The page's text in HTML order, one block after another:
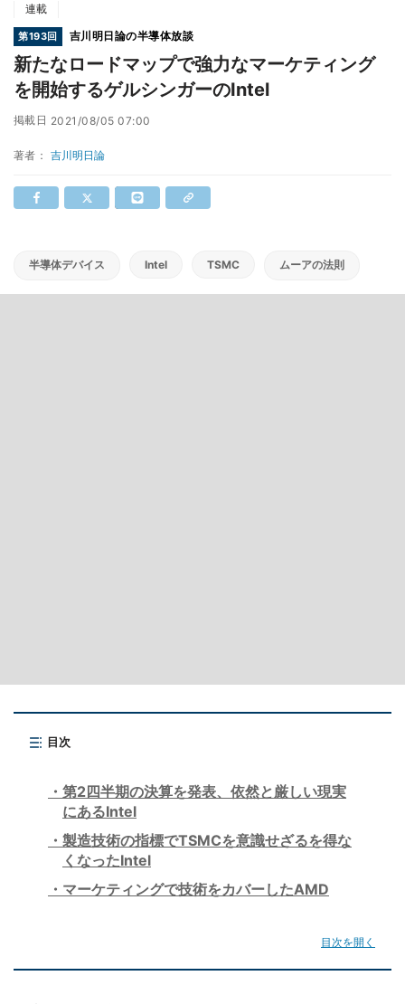
連載
第193回 吉川明日論の半導体放談
新たなロードマップで強力なマーケティング
を開始するゲルシンガーのIntel
掲載日 2021/08/05 07:00
著者： 吉川明日論
半導体デバイス Intel TSMC ムーアの法則
目次
第2四半期の決算を発表、依然と厳しい現実
にあるIntel
製造技術の指標でTSMCを意識せざるを得な
くなったIntel
マーケティングで技術をカバーしたAMD
目次を開く